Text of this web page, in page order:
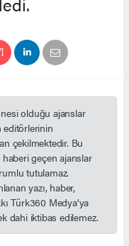
olduğu ajanslar
editörlerinin
çekilmektedir. Bu
geçen ajanslar
tutulamaz.
yazı, haber,
Türk360 Medya'ya
dahi iktibas edilemez.